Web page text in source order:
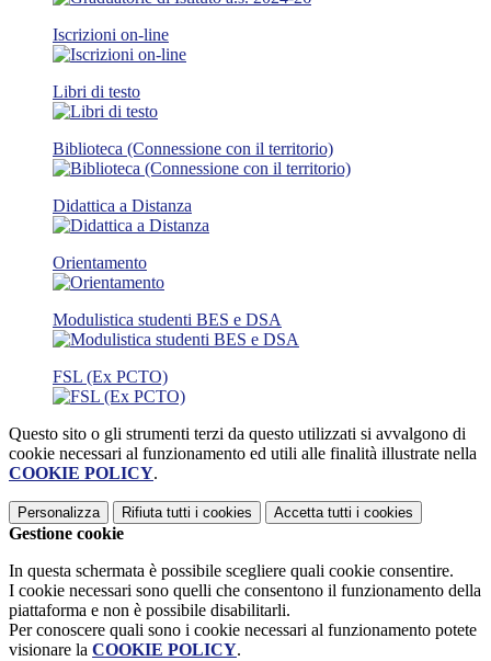
Iscrizioni on-line
Libri di testo
Biblioteca (Connessione con il territorio)
Didattica a Distanza
Orientamento
Modulistica studenti BES e DSA
FSL (Ex PCTO)
Questo sito o gli strumenti terzi da questo utilizzati si avvalgono di
cookie necessari al funzionamento ed utili alle finalità illustrate nella
COOKIE POLICY.
Personalizza Rifiuta tutti i cookies Accetta tutti i cookies
Gestione cookie
In questa schermata è possibile scegliere quali cookie consentire.
I cookie necessari sono quelli che consentono il funzionamento della
piattaforma e non è possibile disabilitarli.
Per conoscere quali sono i cookie necessari al funzionamento potete
visionare la COOKIE POLICY.